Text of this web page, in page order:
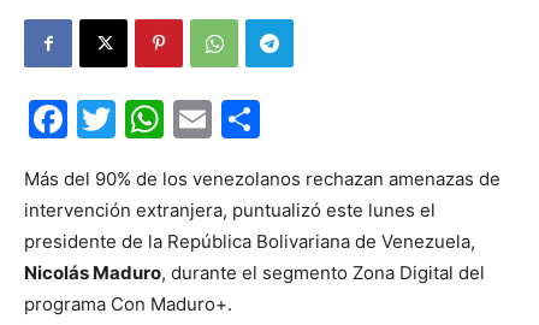
Facebook
Twitter
WhatsApp
Email
Más del 90% de los venezolanos rechazan amenazas de
intervención extranjera, puntualizó este lunes el
presidente de la República Bolivariana de Venezuela,
Nicolás Maduro, durante el segmento Zona Digital del
programa Con Maduro+.